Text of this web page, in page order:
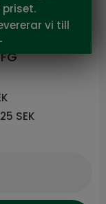
Biscuit
SEK
vi till